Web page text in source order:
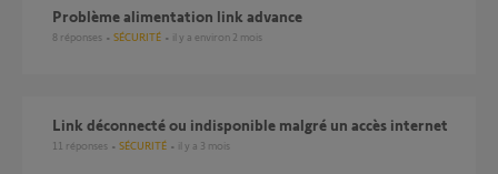
Problème alimentation link advance
8 réponses SÉCURITÉ il y a environ 2 mois
Link déconnecté ou indisponible malgré un accès internet
11 réponses SÉCURITÉ il y a 3 mois